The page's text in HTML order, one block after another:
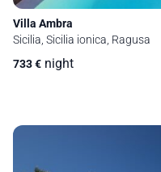
Villa Ambra
Sicilia, Sicilia ionica, Ragusa
733€ night